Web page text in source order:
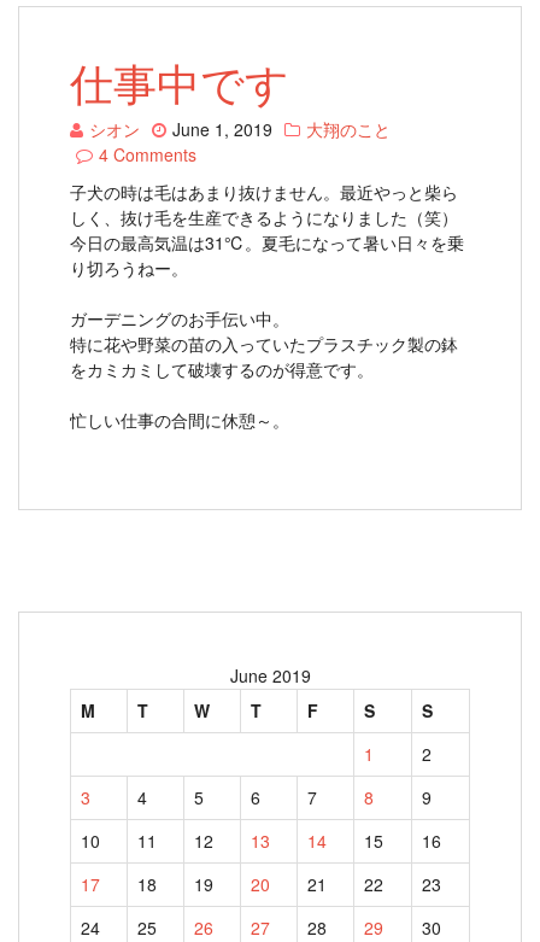
仕事中です
シオン June 1, 2019
大翔のこと
4 Comments
子犬の時は毛はあまり抜けません。最近やっと柴ら
しく、抜け毛を生産できるようになりました（笑）
今日の最高気温は31℃。夏毛になって暑い日々を乗
り切ろうねー。
ガーデニングのお手伝い中。
特に花や野菜の苗の入っていたプラスチック製の鉢
をカミカミして破壊するのが得意です。
忙しい仕事の合間に休憩～。
June 2019
M
T W T F S
S
1
2
3
4 5 6 7 8
9
10
11 12 13 14 15
16
17
18 19 20 21 22
23
24
25 26 27 28 29 30